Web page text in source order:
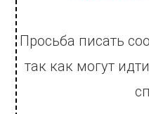
Просьба писать
так как могут